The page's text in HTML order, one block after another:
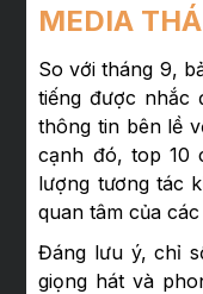
MEDIA
So với tháng 9,
tiếng được nhắc
thông tin bên lề
cạnh đó, top 10
lượng tương tác
quan tâm của
Đáng lưu ý, chỉ
giọng hát và